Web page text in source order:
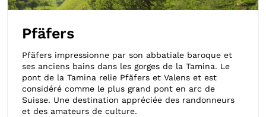
Pfäfers
Pfäfers impressionne par son abbatiale baroque et
ses anciens bains dans les gorges de la Tamina. Le
pont de la Tamina relie Pfäfers et Valens et est
considéré comme le plus grand pont en arc de
Suisse. Une destination appréciée des randonneurs
et des amateurs de culture.